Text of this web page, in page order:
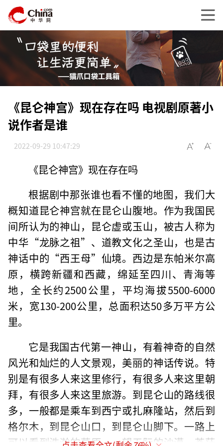
《昆仑神宫》现在存在吗 电视剧原著小
说作者是谁
2022-09-29 10:47:29
《昆仑神宫》现在存在吗
根据剧中那张谁也看不懂的地图，我们大
概知道昆仑神宫就在昆仑山腹地。作为我国民
间所认为的神山，昆仑虚或玉山，被古人称为
中华“龙脉之祖”、道教文化之圣山，也是古
神话中的“西王母”仙境。西边是东帕米尔高
原，横跨新疆和西藏，绵延至四川、青海等
地，全长约2500公里，平均海拔5500-6000
米，宽130-200公里，总面积达50多万平方公
里。
它是我国古代第一神山，有着神奇的自然
风光和灿烂的人文景观，美丽的神话传说。特
别是有很多人来这里修行，有很多人来这里朝
拜，有很多人来这里旅游。到昆仑山的路线很
多，一般都是乘车到西宁或扎麻隆站，然后到
格尔木，到昆仑山口，到昆仑山脚下。一路上
可以看到浩瀚的草原，一望无际的沙漠，苍茫